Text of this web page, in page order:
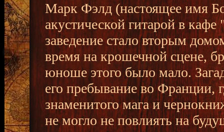
Марк Фэлд (настоящее имя
акустической гитарой в
заведение стало вторым
время на крошечной сцене,
юноше этого было мало.
его пребывание во Франции,
знаменитого мага и
не могло не повлиять на